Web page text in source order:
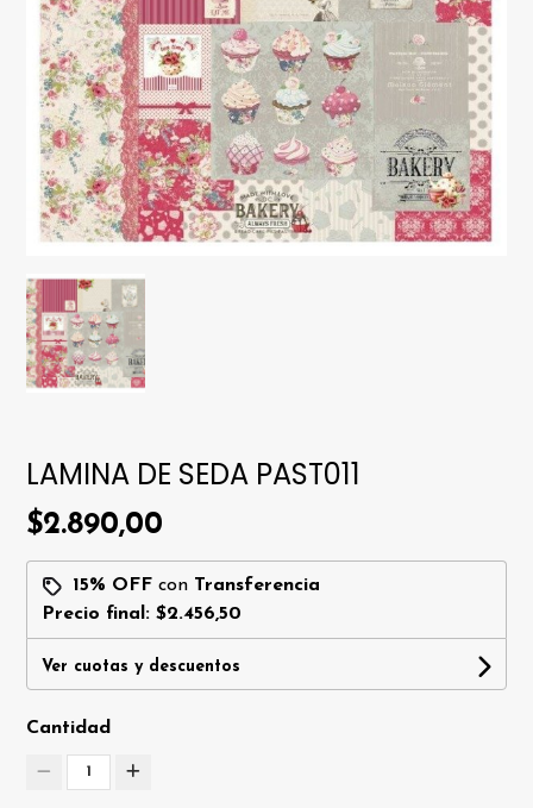
LAMINA DE SEDA PAST011
$2.890,00
15% OFF con Transferencia
Precio final:$2.456,50
Ver cuotas y descuentos
Cantidad
1